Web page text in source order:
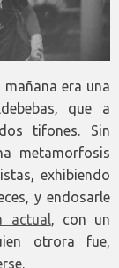
era una
que a
tifones. Sin
metamorfosis
exhibiendo
y endosarle
actual, con un
otrora fue,